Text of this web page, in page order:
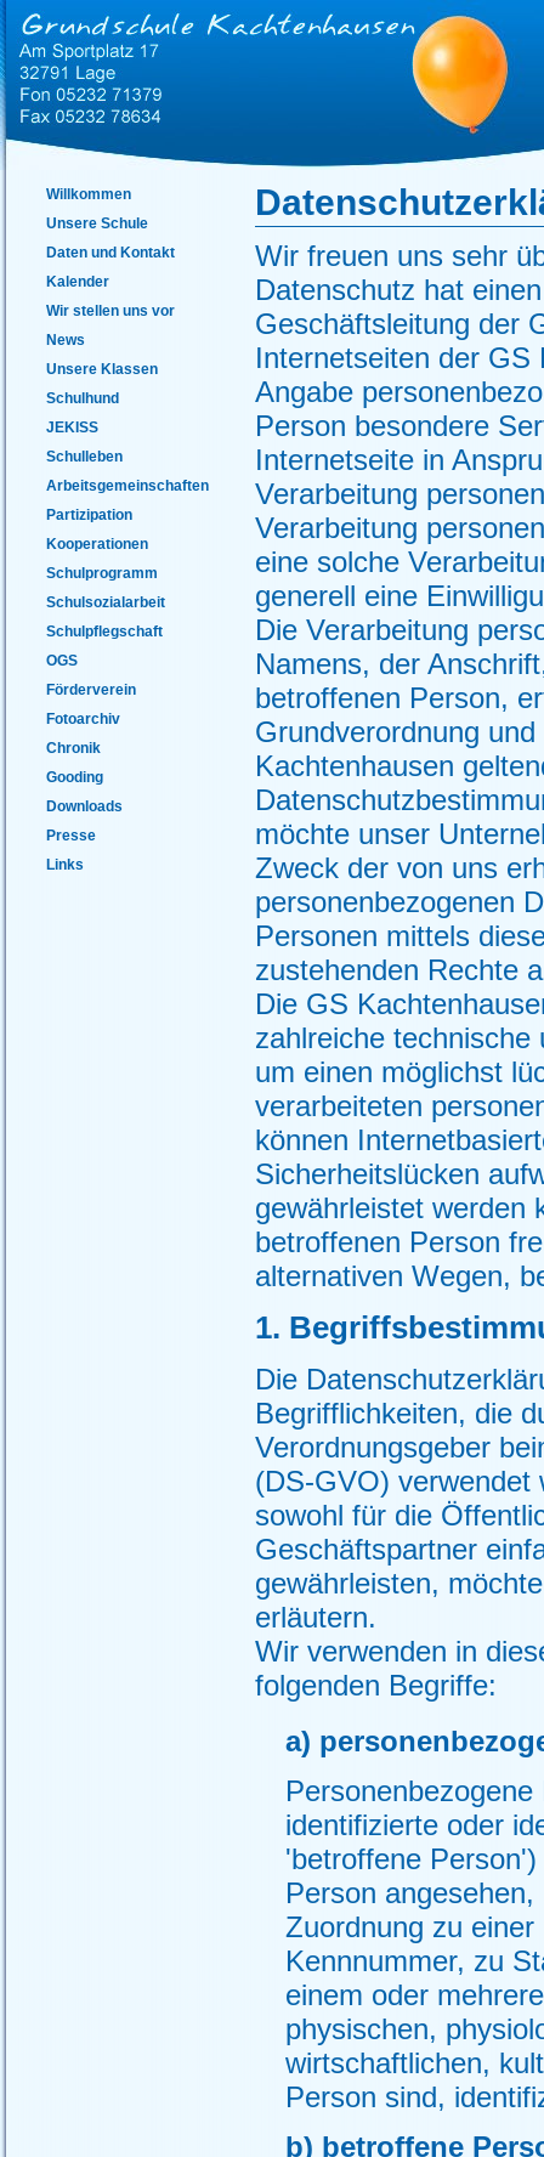
Willkommen
Unsere Schule
Daten und Kontakt
Kalender
Wir stellen uns vor
News
Unsere Klassen
Schulhund
JEKISS
Schulleben
Arbeitsgemeinschaften
Partizipation
Kooperationen
Schulprogramm
Schulsozialarbeit
Schulpflegschaft
OGS
Förderverein
Fotoarchiv
Chronik
Gooding
Downloads
Presse
Links
Wir freuen uns sehr
Datenschutz hat
Geschäftsleitung der
Internetseiten der GS
Angabe
Person besondere
Internetseite in
Verarbeitung
Verarbeitung
eine solche
generell eine
Die Verarbeitung
Namens, der
betroffenen Person,
Grundverordnung
Kachtenhausen
möchte unser
Zweck der von uns
personenbezogenen
Personen mittels
zustehenden Rechte
Die GS
zahlreiche
um einen möglichst
verarbeiteten
können
Sicherheitslücken
gewährleistet werden
betroffenen Person
alternativen Wegen,
1.
Die
Begrifflichkeiten, die
Verordnungsgeber
(DS-GVO) verwendet
sowohl für die
Geschäftspartner
gewährleisten,
erläutern.
Wir verwenden in
folgenden Begriffe:
a)
identifizierte oder
'betroffene
Person
Zuordnung zu
Kennnummer, zu
einem oder
physischen,
wirtschaftlichen,
Person sind,
b) betroffene